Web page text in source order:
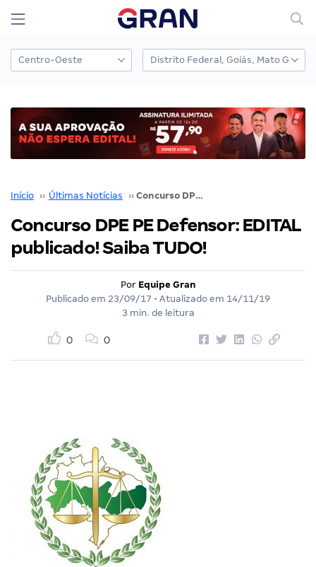
Início ›› Últimas Notícias ›› Concurso DPE PE Defensor: EDITAL publicado! Saiba TUDO!
Concurso DPE PE Defensor: EDITAL
publicado! Saiba TUDO!
Por Equipe Gran
Publicado em 23/09/17 • Atualizado em 14/11/19
3 min. de leitura
0 0